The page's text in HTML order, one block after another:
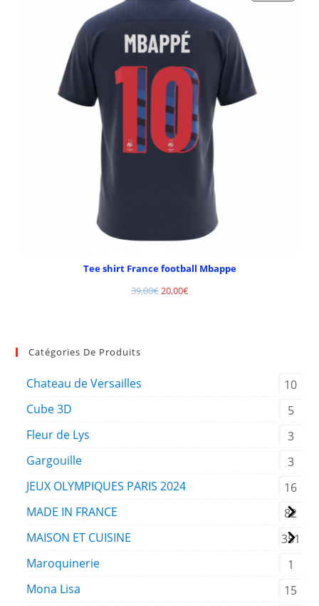
Tee shirt France football Mbappe
39,00€20,00€
Catégories De Produits
Chateau de Versailles
10
Cube 3D
5
Fleur de Lys
3
Gargouille
3
JEUX OLYMPIQUES PARIS 2024
16
MADE IN FRANCE
82
MAISON ET CUISINE
351
Maroquinerie
1
Mona Lisa
15